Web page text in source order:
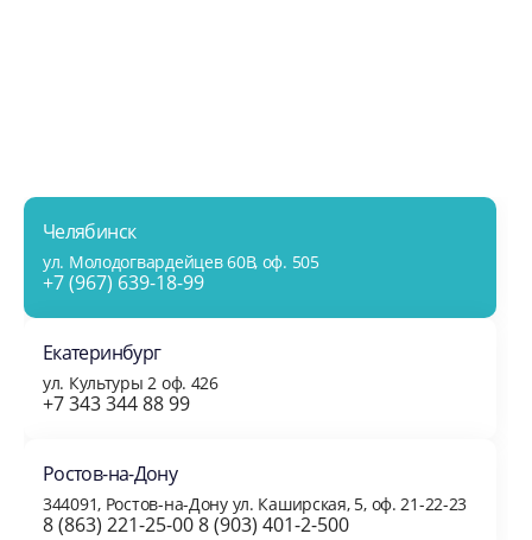
Челябинск
ул. Молодогвардейцев 60В, оф. 505
+7 (967) 639-18-99
Екатеринбург
ул. Культуры 2 оф. 426
+7 343 344 88 99
Ростов-на-Дону
344091, Ростов-на-Дону ул. Каширская, 5, оф. 21-22-23
8 (863) 221-25-00 8 (903) 401-2-500